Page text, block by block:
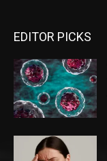
EDITOR PICKS